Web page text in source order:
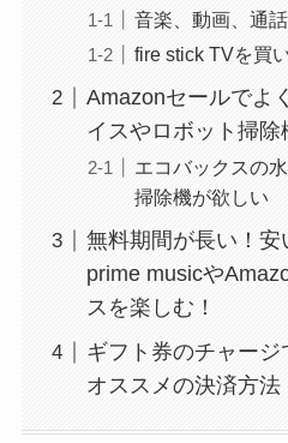
音楽、動画、通
fire stick TVを買
Amazonセールでよ
イスやロボット掃除
エコバックスの
掃除機が欲しい
無料期間が長い！
prime musicや
スを楽しむ！
ギフト券のチャー
オススメの決済方法